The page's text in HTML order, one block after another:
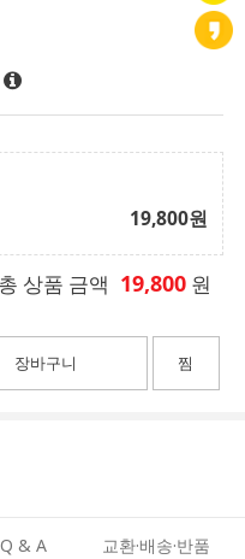
19,800원
총 상품 금액 19,800 원
장바구니 찜
Q & A 교환·배송·반품